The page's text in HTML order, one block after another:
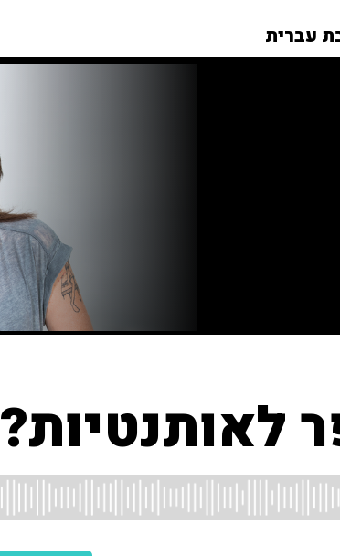
עברית
לאותנטיות?